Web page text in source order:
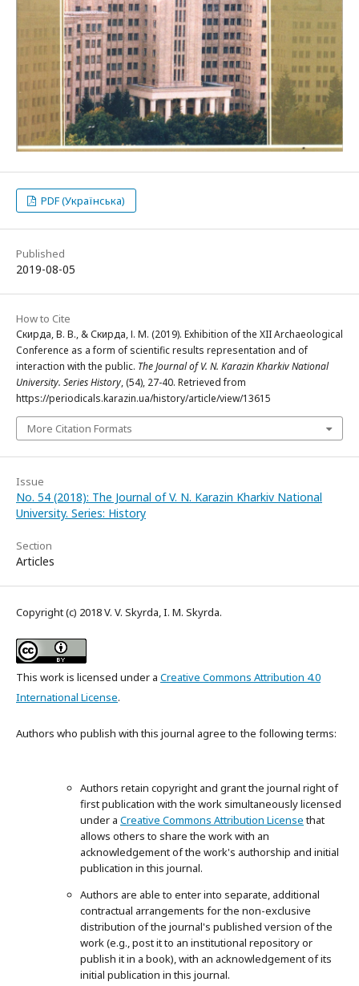
PDF (Українська)
Published
2019-08-05
How to Cite
Скирда, В. В., & Скирда, І. М. (2019). Exhibition of the XII Archaeological
Conference as a form of scientific results representation and of
interaction with the public. The Journal of V. N. Karazin Kharkiv National
University. Series History, (54), 27-40. Retrieved from
https://periodicals.karazin.ua/history/article/view/13615
More Citation Formats
Issue
No. 54 (2018): The Journal of V. N. Karazin Kharkiv National
University. Series: History
Section
Articles
Copyright (c) 2018 V. V. Skyrda, I. M. Skyrda.
This work is licensed under a Creative Commons Attribution 4.0
International License.
Authors who publish with this journal agree to the following terms:
Authors retain copyright and grant the journal right of
first publication with the work simultaneously licensed
under a Creative Commons Attribution Licensethat
allows others to share the work with an
acknowledgement of the work's authorship and initial
publication in this journal.
Authors are able to enter into separate, additional
contractual arrangements for the non-exclusive
distribution of the journal's published version of the
work (e.g., post it to an institutional repository or
publish it in a book), with an acknowledgement of its
initial publication in this journal.